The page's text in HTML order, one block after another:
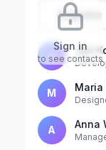
Sign in
to see contacts
Sugestie
J Jan
M Maria
A Anna